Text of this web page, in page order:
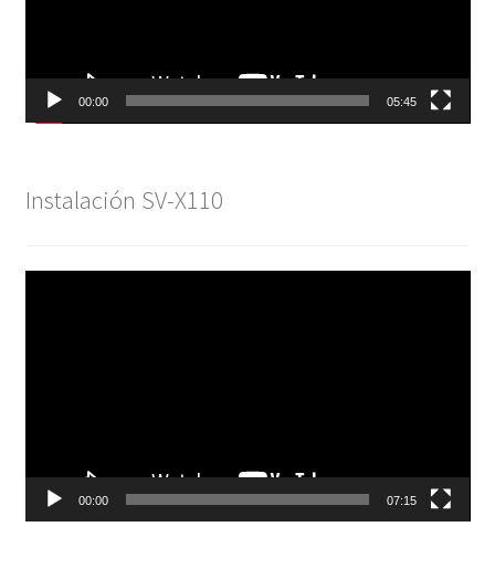
00:00 05:45
Instalación SV-X110
00:00 07:15